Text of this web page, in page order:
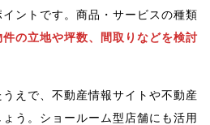
ントです。商品・サービスの種類
件の立地や坪数、間取りなどを検討
えで、不動産情報サイトや不動産
う。ショールーム型店舗にも活用